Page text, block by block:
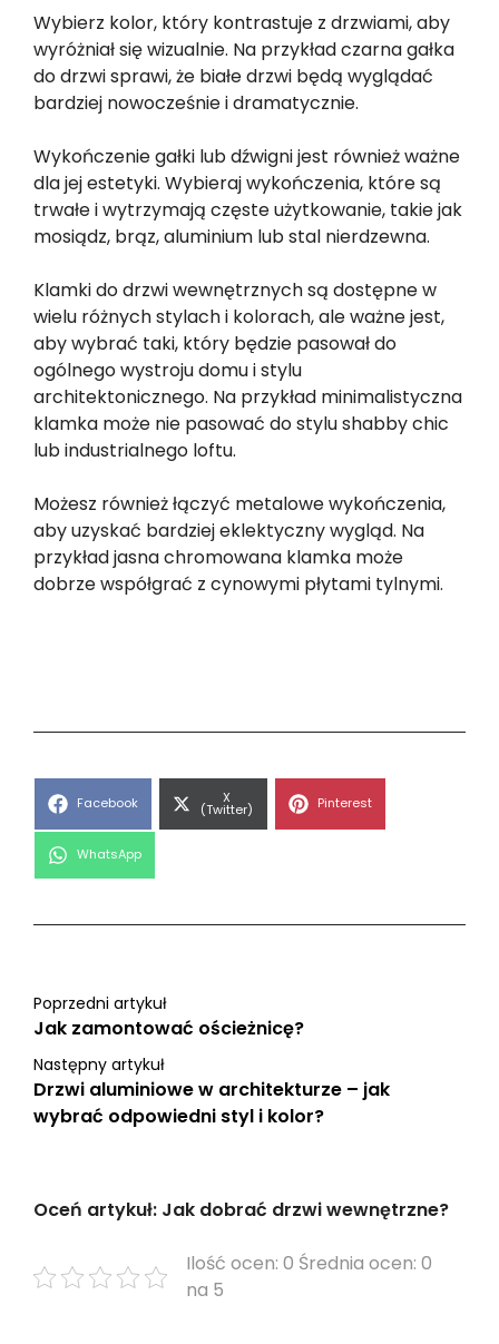
Wybierz kolor, który kontrastuje z drzwiami, aby
wyróżniał się wizualnie. Na przykład czarna gałka
do drzwi sprawi, że białe drzwi będą wyglądać
bardziej nowocześnie i dramatycznie.
Wykończenie gałki lub dźwigni jest również ważne
dla jej estetyki. Wybieraj wykończenia, które są
trwałe i wytrzymają częste użytkowanie, takie jak
mosiądz, brąz, aluminium lub stal nierdzewna.
Klamki do drzwi wewnętrznych są dostępne w
wielu różnych stylach i kolorach, ale ważne jest,
aby wybrać taki, który będzie pasował do
ogólnego wystroju domu i stylu
architektonicznego. Na przykład minimalistyczna
klamka może nie pasować do stylu shabby chic
lub industrialnego loftu.
Możesz również łączyć metalowe wykończenia,
aby uzyskać bardziej eklektyczny wygląd. Na
przykład jasna chromowana klamka może
dobrze współgrać z cynowymi płytami tylnymi.
Share
Facebook Share
on
X
(Twitter) Share
Pinterest
Share
WhatsApp
Poprzedni artykuł
Jak zamontować ościeżnicę?
Następny artykuł
Drzwi aluminiowe w architekturze – jak
wybrać odpowiedni styl i kolor?
Oceń artykuł: Jak dobrać drzwi wewnętrzne?
Ilość ocen: 0 Średnia ocen: 0
na 5